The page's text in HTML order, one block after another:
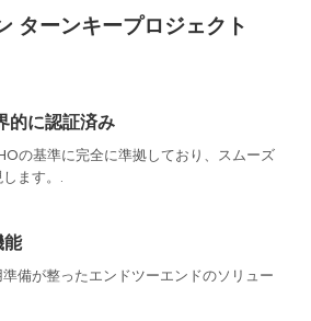
ターンキープロジェクト
的に認証済み
の基準に完全に準拠しており、スムーズ
ます。.
能
備が整ったエンドツーエンドのソリュー